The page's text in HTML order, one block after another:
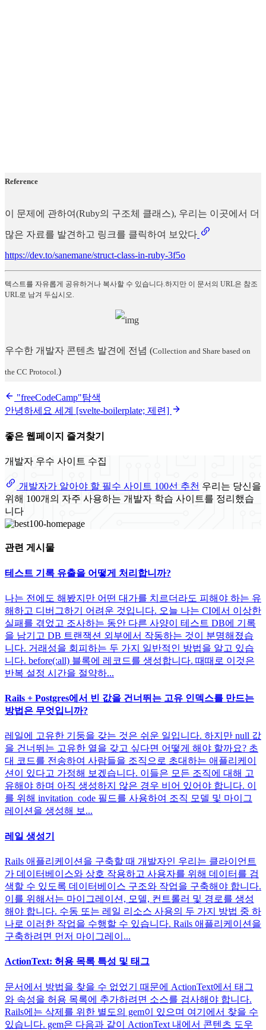
Reference
이 문제에 관하여(Ruby의 구조체 클래스), 우리는 이곳에서 더
많은 자료를 발견하고 링크를 클릭하여 보았다
https://dev.to/sanemane/struct-class-in-ruby-3f5o
텍스트를 자유롭게 공유하거나 복사할 수 있습니다.하지만 이 문서의 URL은 참조
URL로 남겨 두십시오.
우수한 개발자 콘텐츠 발견에 전념 (Collection and Share based on
the CC Protocol.)
"freeCodeCamp"탐색
안녕하세요 세계 [svelte-boilerplate; 제련]
좋은 웹페이지 즐겨찾기
개발자 우수 사이트 수집
개발자가 알아야 할 필수 사이트 100선 추천 우리는 당신을
위해 100개의 자주 사용하는 개발자 학습 사이트를 정리했습
니다
관련 게시물
테스트 기록 유출을 어떻게 처리합니까?
나는 전에도 해봤지만 어떤 대가를 치르더라도 피해야 하는 유
해하고 디버그하기 어려운 것입니다. 오늘 나는 CI에서 이상한
실패를 겪었고 조사하는 동안 다른 사양이 테스트 DB에 기록
을 남기고 DB 트랜잭션 외부에서 작동하는 것이 분명해졌습
니다. 거래성을 회피하는 두 가지 일반적인 방법을 알고 있습
니다. before(:all) 블록에 레코드를 생성합니다. 때때로 이것은
반복 설정 시간을 절약하...
Rails + Postgres에서 빈 값을 건너뛰는 고유 인덱스를 만드는
방법은 무엇입니까?
레일에 고유한 기둥을 갖는 것은 쉬운 일입니다. 하지만 null 값
을 건너뛰는 고유한 열을 갖고 싶다면 어떻게 해야 할까요? 초
대 코드를 전송하여 사람들을 조직으로 초대하는 애플리케이
션이 있다고 가정해 보겠습니다. 이들은 모든 조직에 대해 고
유해야 하며 아직 생성하지 않은 경우 비어 있어야 합니다. 이
를 위해 invitation_code 필드를 사용하여 조직 모델 및 마이그
레이션을 생성해 보...
레일 생성기
Rails 애플리케이션을 구축할 때 개발자인 우리는 클라이언트
가 데이터베이스와 상호 작용하고 사용자를 위해 데이터를 검
색할 수 있도록 데이터베이스 구조와 작업을 구축해야 합니다.
이를 위해서는 마이그레이션, 모델, 컨트롤러 및 경로를 생성
해야 합니다. 수동 또는 레일 리소스 사용의 두 가지 방법 중 하
나로 이러한 작업을 수행할 수 있습니다. Rails 애플리케이션을
구축하려면 먼저 마이그레이...
ActionText: 허용 목록 특성 및 태그
문서에서 방법을 찾을 수 없었기 때문에 ActionText에서 태그
와 속성을 허용 목록에 추가하려면 소스를 검사해야 합니다.
Rails에는 삭제를 위한 별도의 gem이 있으며 여기에서 찾을 수
있습니다. gem은 다음과 같이 ActionText 내에서 콘텐츠 도우